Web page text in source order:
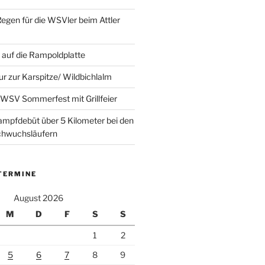
für die WSVler beim Attler
die Rampoldplatte
zur Karspitze/ Wildbichlalm
Sommerfest mit Grillfeier
über 5 Kilometer bei den
August 2026
M
D F S S
1
2
5
6 7 8 9